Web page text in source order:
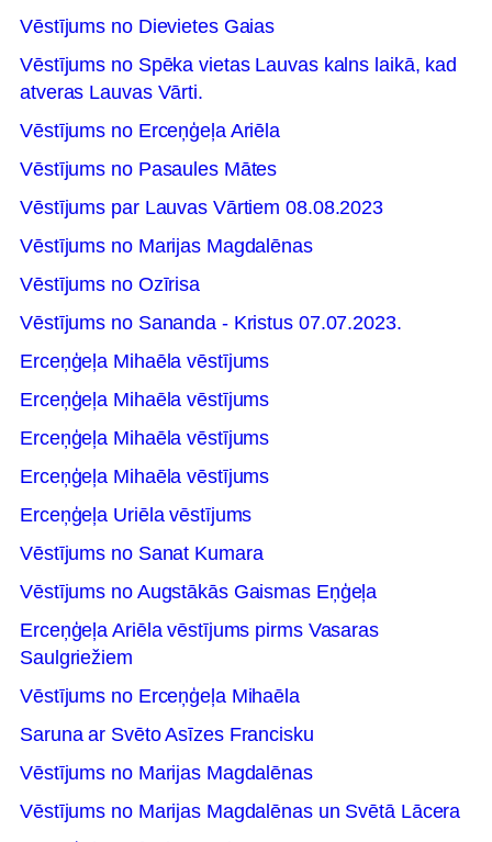
Vēstījums no Dievietes Gaias
Vēstījums no Spēka vietas Lauvas kalns laikā, kad
atveras Lauvas Vārti.
Vēstījums no Erceņģeļa Ariēla
Vēstījums no Pasaules Mātes
Vēstījums par Lauvas Vārtiem 08.08.2023
Vēstījums no Marijas Magdalēnas
Vēstījums no Ozīrisa
Vēstījums no Sananda - Kristus 07.07.2023.
Erceņģeļa Mihaēla vēstījums
Erceņģeļa Mihaēla vēstījums
Erceņģeļa Mihaēla vēstījums
Erceņģeļa Mihaēla vēstījums
Erceņģeļa Uriēla vēstījums
Vēstījums no Sanat Kumara
Vēstījums no Augstākās Gaismas Eņģeļa
Erceņģeļa Ariēla vēstījums pirms Vasaras
Saulgriežiem
Vēstījums no Erceņģeļa Mihaēla
Saruna ar Svēto Asīzes Francisku
Vēstījums no Marijas Magdalēnas
Vēstījums no Marijas Magdalēnas un Svētā Lācera